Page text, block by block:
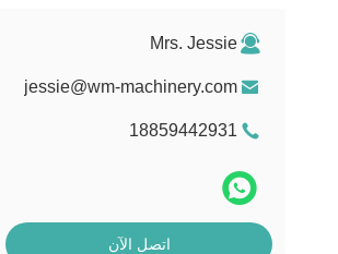
Mrs. Jessie
jessie@wm-machinery.com
18859442931
اتصل الآن